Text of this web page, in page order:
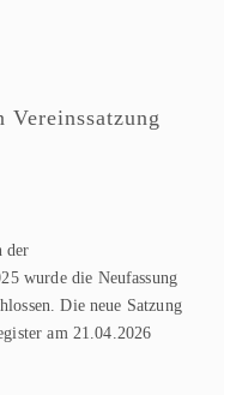
Vereinssatzung
der
wurde die Neufassung
Die neue Satzung
am 21.04.2026